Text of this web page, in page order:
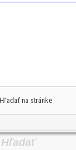
Hľadať na stránke